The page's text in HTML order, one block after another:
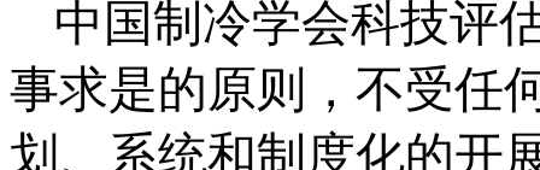
中国制冷学会科技评
事求是的原则，不受任
划、系统和制度化的开